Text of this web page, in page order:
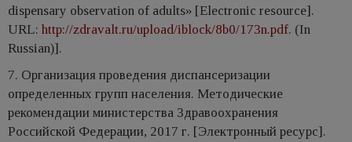
dispensary observation of adults» [Electronic resource].
URL: http://zdravalt.ru/upload/iblock/8b0/173n.pdf. (In
Russian)].
7. Организация проведения диспансеризации
определенных групп населения. Методические
рекомендации министерства Здравоохранения
Российской Федерации, 2017 г. [Электронный ресурс].